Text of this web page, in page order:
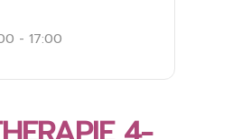
- 17:00